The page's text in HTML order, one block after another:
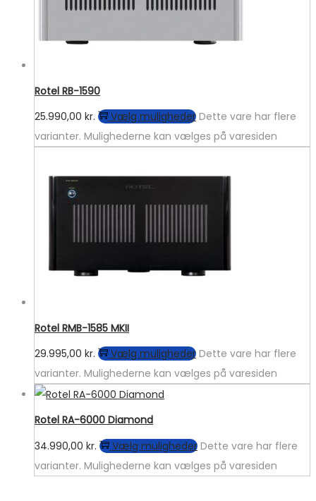
Rotel RB-1590
25.990,00 kr. Vælg muligheder Dette vare har flere
varianter. Mulighederne kan vælges på varesiden
Rotel RMB-1585 MKII
29.995,00 kr. Vælg muligheder Dette vare har flere
varianter. Mulighederne kan vælges på varesiden
Rotel RA-6000 Diamond
34.990,00 kr. Vælg muligheder Dette vare har flere
varianter. Mulighederne kan vælges på varesiden